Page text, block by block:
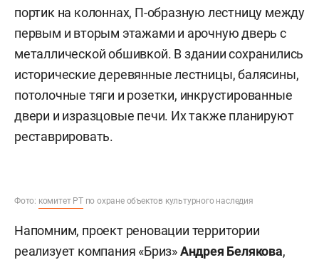
портик на колоннах, П-образную лестницу между
первым и вторым этажами и арочную дверь с
металлической обшивкой. В здании сохранились
исторические деревянные лестницы, балясины,
потолочные тяги и розетки, инкрустированные
двери и изразцовые печи. Их также планируют
реставрировать.
Фото: комитет РТпо охране объектов культурного наследия
Напомним, проект реновации территории
реализует компания «Бриз»Андрея Белякова,